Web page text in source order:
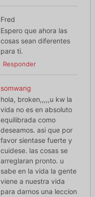
Fred
Espero que ahora las
cosas sean diferentes
para ti.
Responder
somwang
hola, broken,,,,,u kw la
vida no es en absoluto
equilibrada como
deseamos. asi que por
favor sientase fuerte y
cuidese. las cosas se
arreglaran pronto. u
sabe en la vida la gente
viene a nuestra vida
para darnos una leccion